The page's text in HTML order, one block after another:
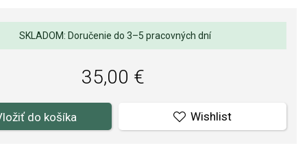
SKLADOM: Doručenie do 3–5 pracovných dní
35,00 €
do košíka Wishlist